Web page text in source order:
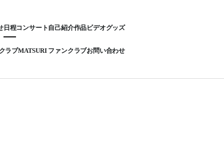
日程コンサート自己紹介作品ビデオグッズ
ラブMATSURI ファンクラブお問い合わせ